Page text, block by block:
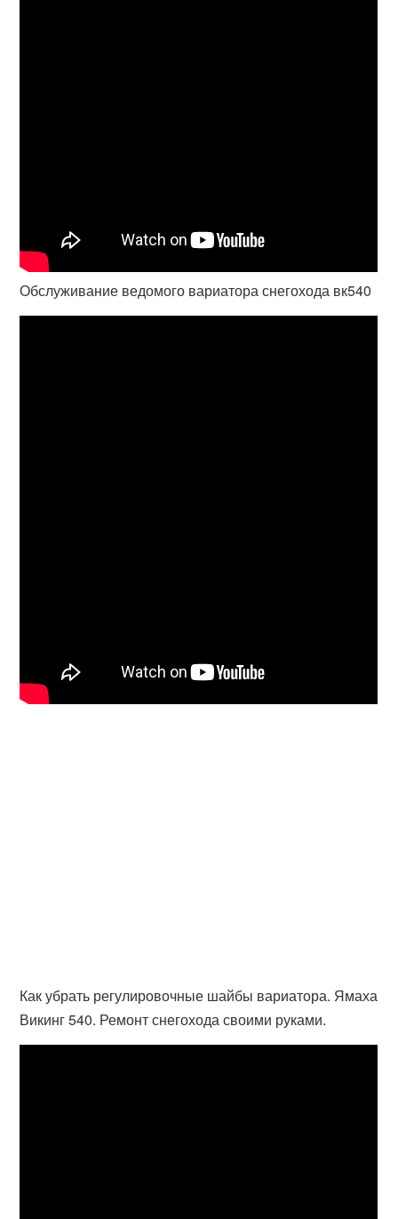
Обслуживание ведомого вариатора снегохода вк540
Как убрать регулировочные шайбы вариатора. Ямаха
Викинг 540. Ремонт снегохода своими руками.